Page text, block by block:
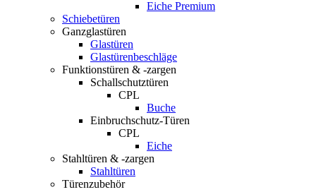
Eiche Premium
Schiebetüren
Ganzglastüren
Glastüren
Glastürenbeschläge
Funktionstüren & -zargen
Schallschutztüren
CPL
Buche
Einbruchschutz-Türen
CPL
Eiche
Stahltüren & -zargen
Stahltüren
Türenzubehör